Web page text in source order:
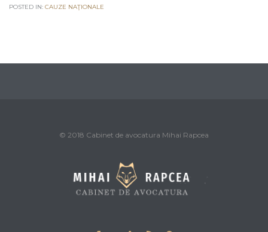
POSTED IN: CAUZE NAŢIONALE
© 2018 Cabinet de avocatura Mihai Rapcea